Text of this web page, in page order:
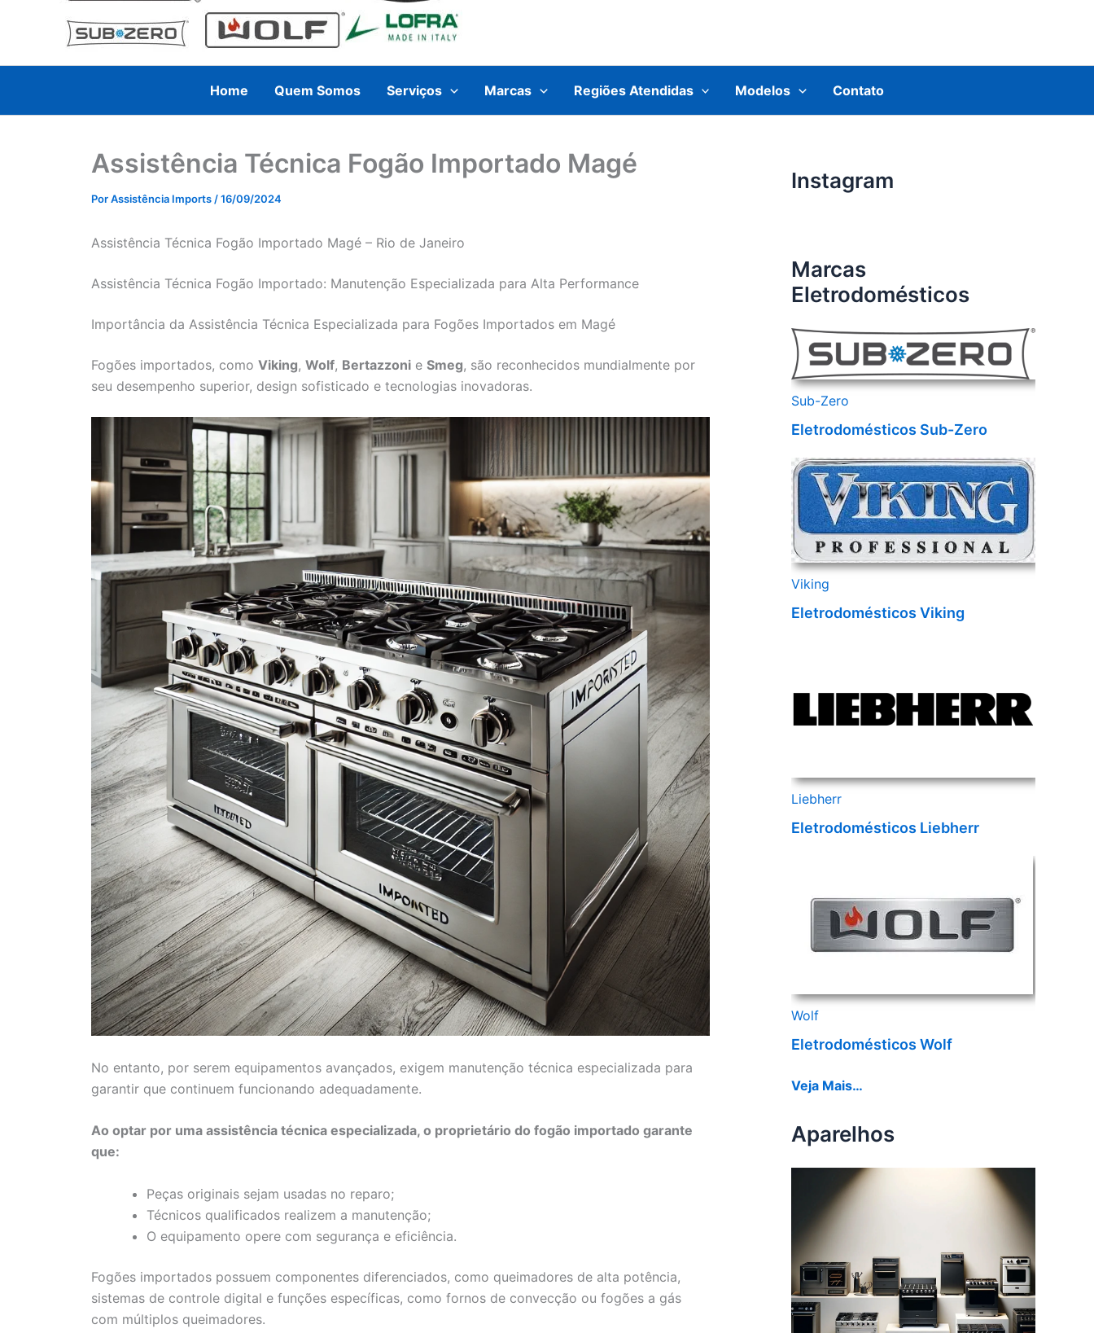
Home Quem Somos Serviços Marcas Regiões Atendidas Modelos Contato
Assistência Técnica Fogão Importado Magé
PorAssistência Imports /16/09/2024
Assistência Técnica Fogão Importado Magé – Rio de Janeiro
Assistência Técnica Fogão Importado: Manutenção Especializada para Alta Performance
Importância da Assistência Técnica Especializada para Fogões Importados em Magé
Fogões importados, como Viking, Wolf, Bertazzoni e Smeg, são reconhecidos mundialmente por
seu desempenho superior, design sofisticado e tecnologias inovadoras.
No entanto, por serem equipamentos avançados, exigem manutenção técnica especializada para
garantir que continuem funcionando adequadamente.
Ao optar por uma assistência técnica especializada, o proprietário do fogão importado garante
que:
Peças originais sejam usadas no reparo;
Técnicos qualificados realizem a manutenção;
O equipamento opere com segurança e eficiência.
Fogões importados possuem componentes diferenciados, como queimadores de alta potência,
sistemas de controle digital e funções específicas, como fornos de convecção ou fogões a gás
com múltiplos queimadores.
Instagram
Marcas
Eletrodomésticos
Sub-Zero
Eletrodomésticos Sub-Zero
Viking
Eletrodomésticos Viking
Liebherr
Eletrodomésticos Liebherr
Wolf
Eletrodomésticos Wolf
Veja Mais…
Aparelhos